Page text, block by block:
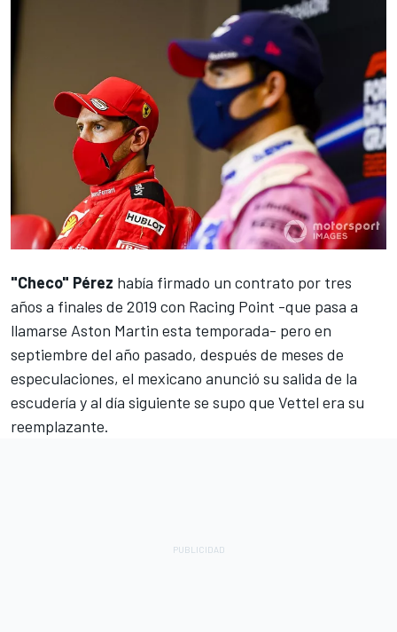
"Checo" Pérez había firmado un contrato por tres
años a finales de 2019 con Racing Point -que pasa a
llamarse Aston Martin esta temporada- pero en
septiembre del año pasado, después de meses de
especulaciones, el mexicano anunció su salida de la
escudería yal día siguiente se supo que Vettel era su
reemplazante.